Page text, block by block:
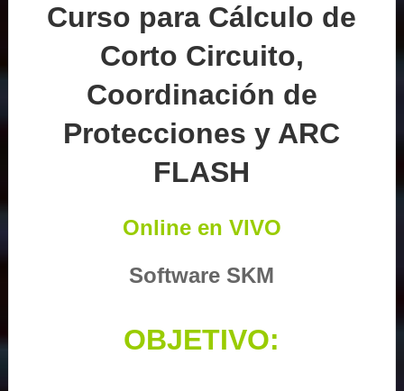
Curso para Cálculo de
Corto Circuito,
Coordinación de
Protecciones y ARC
FLASH
Online en VIVO
Software SKM
OBJETIVO: